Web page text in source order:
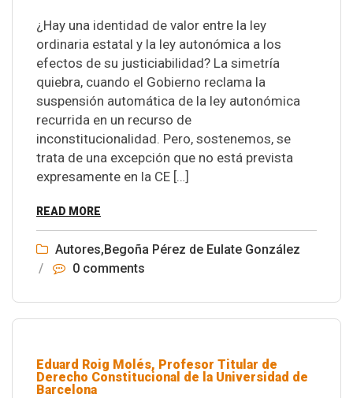
¿Hay una identidad de valor entre la ley
ordinaria estatal y la ley autonómica a los
efectos de su justiciabilidad? La simetría
quiebra, cuando el Gobierno reclama la
suspensión automática de la ley autonómica
recurrida en un recurso de
inconstitucionalidad. Pero, sostenemos, se
trata de una excepción que no está prevista
expresamente en la CE […]
READ MORE
Autores,Begoña Pérez de Eulate González
/
0 comments
Eduard Roig Molés, Profesor Titular de
Derecho Constitucional de la Universidad de
Barcelona